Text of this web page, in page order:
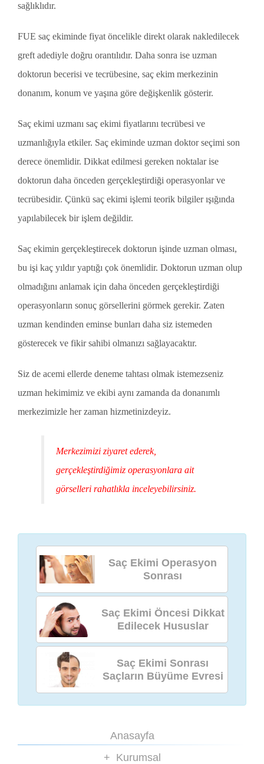
sağlıklıdır.
FUE saç ekiminde fiyat öncelikle direkt olarak nakledilecek
greft adediyle doğru orantılıdır. Daha sonra ise uzman
doktorun becerisi ve tecrübesine, saç ekim merkezinin
donanım, konum ve yaşına göre değişkenlik gösterir.
Saç ekimi uzmanı saç ekimi fiyatlarını tecrübesi ve
uzmanlığıyla etkiler. Saç ekiminde uzman doktor seçimi son
derece önemlidir. Dikkat edilmesi gereken noktalar ise
doktorun daha önceden gerçekleştirdiği operasyonlar ve
tecrübesidir. Çünkü saç ekimi işlemi teorik bilgiler ışığında
yapılabilecek bir işlem değildir.
Saç ekimin gerçekleştirecek doktorun işinde uzman olması,
bu işi kaç yıldır yaptığı çok önemlidir. Doktorun uzman olup
olmadığını anlamak için daha önceden gerçekleştirdiği
operasyonların sonuç görsellerini görmek gerekir. Zaten
uzman kendinden eminse bunları daha siz istemeden
gösterecek ve fikir sahibi olmanızı sağlayacaktır.
Siz de acemi ellerde deneme tahtası olmak istemezseniz
uzman hekimimiz ve ekibi aynı zamanda da donanımlı
merkezimizle her zaman hizmetinizdeyiz.
Merkezimizi ziyaret ederek,
gerçekleştirdiğimiz operasyonlara ait
görselleri rahatlıkla inceleyebilirsiniz.
Saç Ekimi Operasyon
Sonrası
Saç Ekimi Öncesi Dikkat
Edilecek Hususlar
Saç Ekimi Sonrası
Saçların Büyüme Evresi
Anasayfa
Kurumsal